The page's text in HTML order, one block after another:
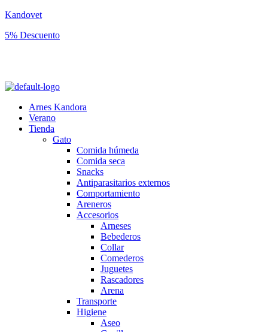
Kandovet
5% Descuento
Arnes Kandora
Verano
Tienda
Gato
Comida húmeda
Comida seca
Snacks
Antiparasitarios externos
Comportamiento
Areneros
Accesorios
Arneses
Bebederos
Collar
Comederos
Juguetes
Rascadores
Arena
Transporte
Higiene
Aseo